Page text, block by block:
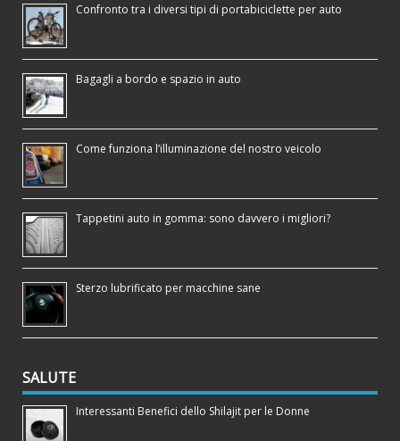
Confronto tra i diversi tipi di portabiciclette per auto
Bagagli a bordo e spazio in auto
Come funziona l’illuminazione del nostro veicolo
Tappetini auto in gomma: sono davvero i migliori?
Sterzo lubrificato per macchine sane
SALUTE
Interessanti Benefici dello Shilajit per le Donne